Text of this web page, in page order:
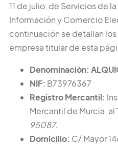
11 de julio, de Servicios de
Información y Comercio
continuación se detallan
empresa titular de esta
Denominación:
NIF: B73976367
Registro Mercantil:
Mercantil de Murcia, al
95087.
Domicilio: C/ Mayor